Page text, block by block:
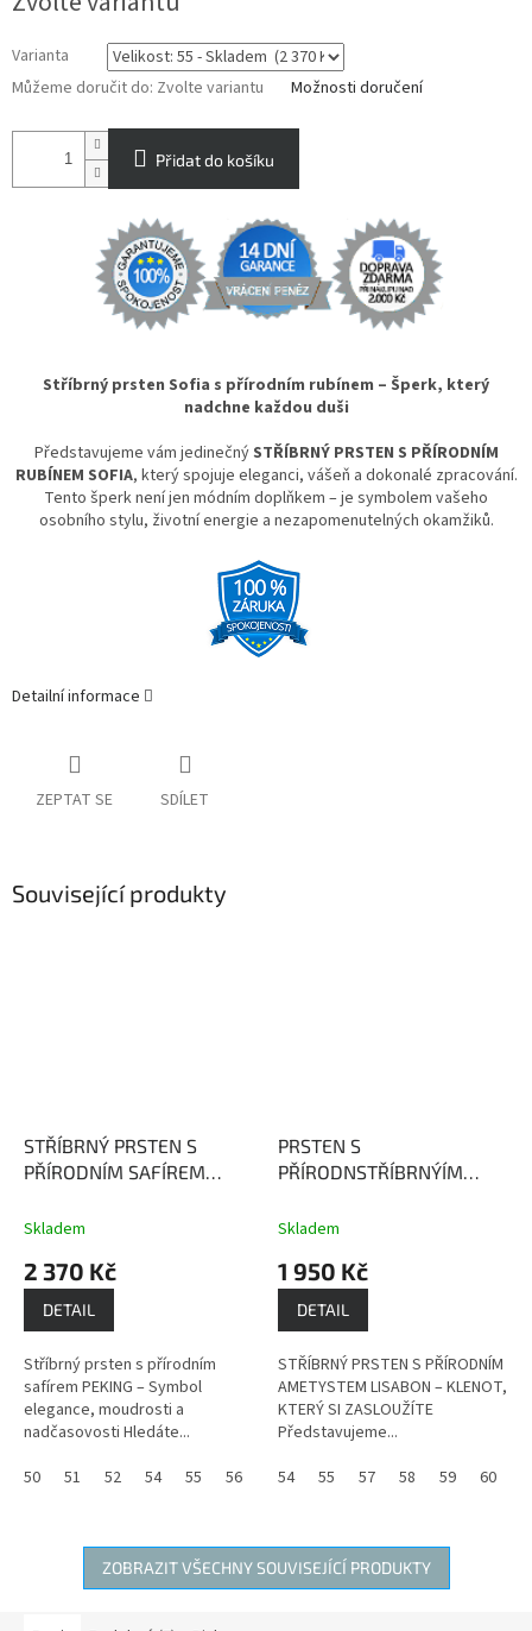
cena:
Varianta
Můžeme doručit do: Zvolte variantu Možnosti doručení
Přidat do košíku
Stříbrný prsten Sofia s přírodním rubínem – Šperk, který
nadchne každou duši
Představujeme vám jedinečnýSTŘÍBRNÝ PRSTEN S PŘÍRODNÍM
RUBÍNEM SOFIA, který spojuje eleganci, vášeň a dokonalé zpracování.
Tento šperk není jen módním doplňkem – je symbolem vašeho
osobního stylu, životní energie a nezapomenutelných okamžiků.
Detailní informace
ZEPTAT SE SDÍLET
Související produkty
STŘÍBRNÝ PRSTEN S
PŘÍRODNÍM SAFÍREM
moudrosti, upřímnosti a
Skladem
2 370 Kč
DETAIL
Stříbrný prsten s přírodním
safírem PEKING – Symbol
elegance, moudrosti a
nadčasovosti Hledáte...
50
51 52 54 55 56 57 58 60
PRSTEN S
PŘÍRODNSTŘÍBRNÝÍM
Ametyst podporuje
zdrojem léčivé a ochranné
síly.
Skladem
1 950 Kč
DETAIL
STŘÍBRNÝ PRSTEN S PŘÍRODNÍM
AMETYSTEM LISABON – KLENOT,
KTERÝ SI ZASLOUŽÍTE
Představujeme...
54
55 57 58 59 60
ZOBRAZIT VŠECHNY SOUVISEJÍCÍ PRODUKTY